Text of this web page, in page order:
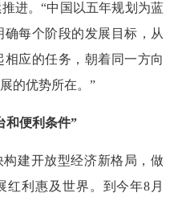
进。“中国以五年规划为蓝
每个阶段的发展目标，从
应的任务，朝着同一方向
的优势所在。”
和便利条件”
建开放型经济新格局，做
红利惠及世界。到今年8月